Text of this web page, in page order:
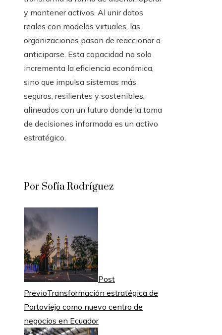
y mantener activos. Al unir datos
reales con modelos virtuales, las
organizaciones pasan de reaccionar a
anticiparse. Esta capacidad no solo
incrementa la eficiencia económica,
sino que impulsa sistemas más
seguros, resilientes y sostenibles,
alineados con un futuro donde la toma
de decisiones informada es un activo
estratégico.
Por Sofía Rodríguez
Post
PrevioTransformación estratégica de
Portoviejo como nuevo centro de
negocios en Ecuador